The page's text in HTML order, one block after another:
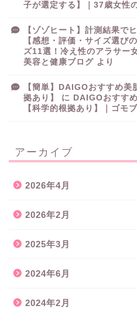
子が選定する】｜37歳女性
【ゾゾヒート】計測結果で
【感想・評価・サイズ選びの
ズ11選！冷え性のアラサー
美容と健康ブログ より
【簡単】DAIGOおすすめ
拠あり】
に DAIGOおすす
【科学的根拠あり】｜ゴモ
アーカイブ
2026年4月
2026年2月
2025年3月
2024年6月
2024年2月